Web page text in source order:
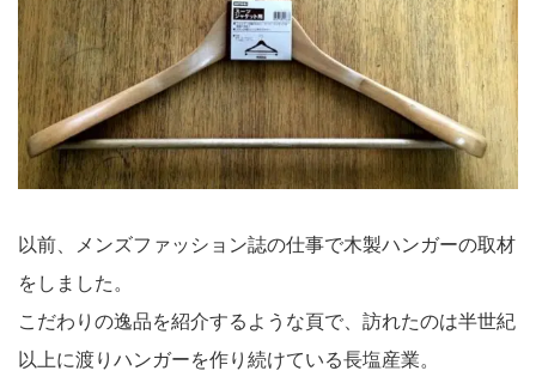
以前、メンズファッション誌の仕事で木製ハンガーの取材
をしました。
こだわりの逸品を紹介するような頁で、訪れたのは半世紀
以上に渡りハンガーを作り続けている長塩産業。